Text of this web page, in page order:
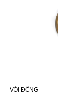
VÒI ĐỒNG